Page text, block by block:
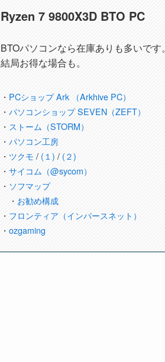
Ryzen 7 9800X3D BTO PC
BTOパソコンなら在庫ありも多いです。
結局お得な場合も。
・ PCショップ Ark （Arkhive PC）
・ パソコンショップ SEVEN（ZEFT）
・ ストーム（STORM）
・ パソコン工房
・ ツクモ / (１) / (２)
・ サイコム（@sycom）
・ ソフマップ
・ お勧め構成
・ フロンティア（インバースネット）
・ ozgaming